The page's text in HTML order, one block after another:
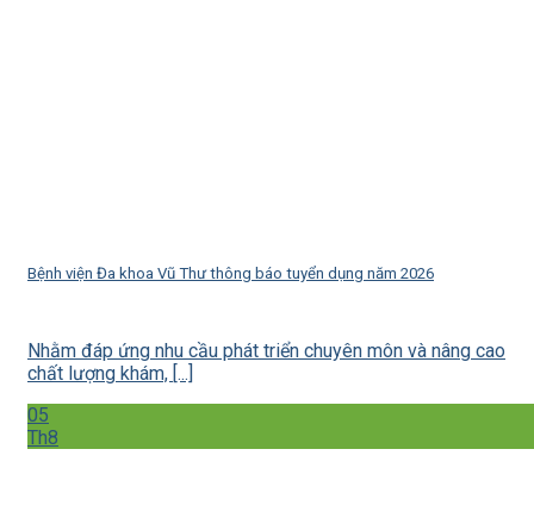
Bệnh viện Đa khoa Vũ Thư thông báo tuyển dụng năm 2026
Nhằm đáp ứng nhu cầu phát triển chuyên môn và nâng cao
chất lượng khám, [...]
05
Th8